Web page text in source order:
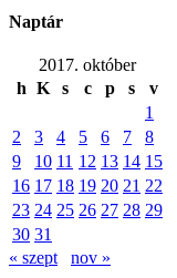
Naptár
2017. október
h K s c p s
v
1
2
3 4 5 6 7
8
9
10 11 12 13 14 15
16 17 18 19 20 21 22
23 24 25 26 27 28 29
30 31
« szept
nov »